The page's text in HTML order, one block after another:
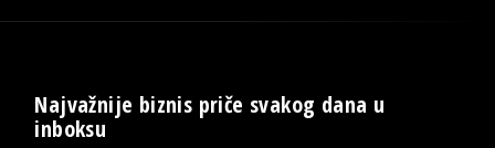
Najvažnije biznis priče svakog dana u
inboksu